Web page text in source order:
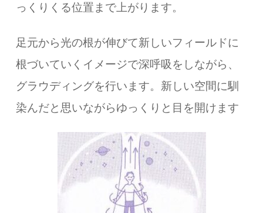
っくりくる位置まで上がります。
足元から光の根が伸びて新しいフィールドに
根づいていくイメージで深呼吸をしながら、
グラウディングを行います。新しい空間に馴
染んだと思いながらゆっくりと目を開けます